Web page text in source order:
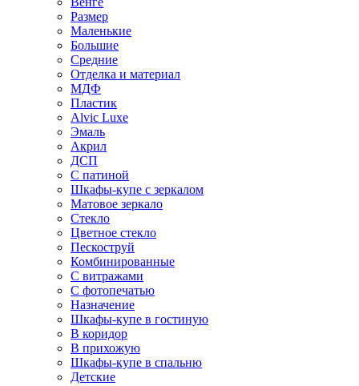
Размер
Маленькие
Большие
Средние
Отделка и материал
МДФ
Пластик
Alvic Luxe
Эмаль
Акрил
ДСП
С патиной
Шкафы-купе с зеркалом
Матовое зеркало
Стекло
Цветное стекло
Пескоструй
Комбинированные
С витражами
С фотопечатью
Назначение
Шкафы-купе в гостиную
В коридор
В прихожую
Шкафы-купе в спальню
Детские